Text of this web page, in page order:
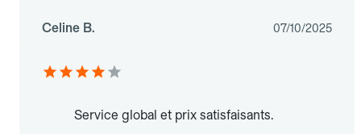
Celine B. 07/10/2025
Service global et prix satisfaisants.